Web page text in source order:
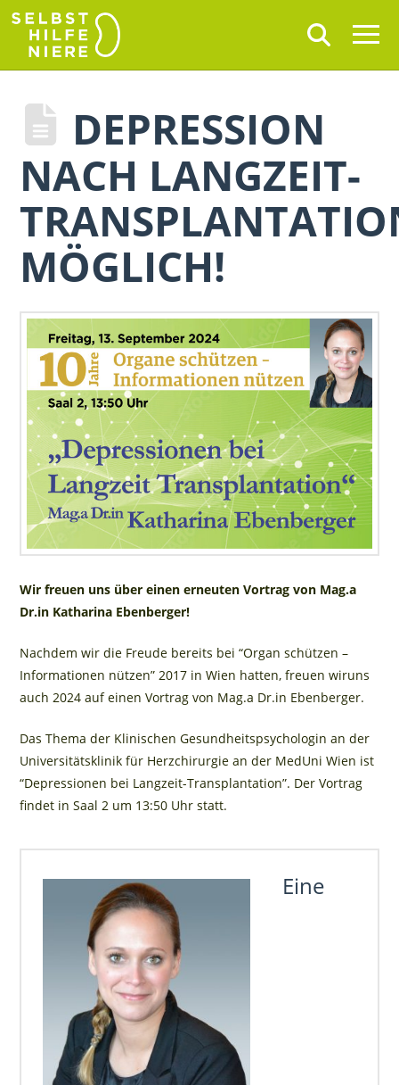
DEPRESSION
NACH LANGZEIT-
MÖGLICH!
Wir freuen uns über einen erneuten Vortrag von Mag.a
Dr.in Katharina Ebenberger!
Nachdem wir die Freude bereits bei “Organ schützen –
Informationen nützen” 2017 in Wien hatten, freuen wiruns
auch 2024 auf einen Vortrag von Mag.a Dr.in Ebenberger.
Das Thema der Klinischen Gesundheitspsychologin an der
Universitätsklinik für Herzchirurgie an der MedUni Wien ist
“Depressionen bei Langzeit-Transplantation”. Der Vortrag
findet in Saal 2 um 13:50 Uhr statt.
Eine